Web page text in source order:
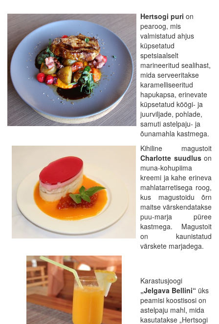
Hertsogi puri on
pearoog, mis
valmistatud ahjus
küpsetatud
spetsiaalselt
marineeritud sealihast,
mida serveeritakse
karamelliseeritud
hapukapsa, erinevate
küpsetatud köögi- ja
juurviljade, pohlade,
samuti astelpaju- ja
õunamahla kastmega.
Kihiline magustoit
Charlotte suudluson
muna-kohupiima
kreemi ja kahe erineva
mahlatarretisega roog,
kus magustoidu õrn
maitse värskendatakse
puu-marja püree
kastmega. Magustoit
on kaunistatud
värskete marjadega.
Karastusjoogi
„Jelgava Bellini“ üks
peamisi koostisosi on
astelpaju mahl, mida
kasutatakse „Hertsogi